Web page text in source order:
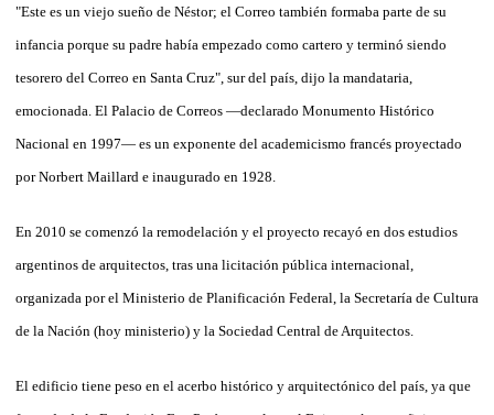
"Este es un viejo sueño de Néstor; el Correo también formaba parte de su
infancia porque su padre había empezado como cartero y terminó siendo
tesorero del Correo en Santa Cruz", sur del país, dijo la mandataria,
emocionada. El Palacio de Correos —declarado Monumento Histórico
Nacional en 1997— es un exponente del academicismo francés proyectado
por Norbert Maillard e inaugurado en 1928.
En 2010 se comenzó la remodelación y el proyecto recayó en dos estudios
argentinos de arquitectos, tras una licitación pública internacional,
organizada por el Ministerio de Planificación Federal, la Secretaría de Cultura
de la Nación (hoy ministerio) y la Sociedad Central de Arquitectos.
El edificio tiene peso en el acerbo histórico y arquitectónico del país, ya que